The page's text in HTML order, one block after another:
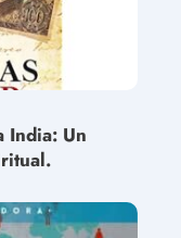
India: Un